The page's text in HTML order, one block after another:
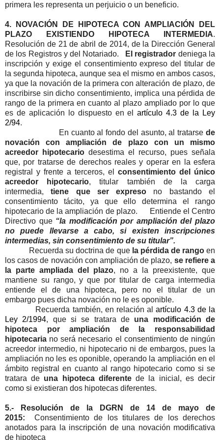
primera les representa un perjuicio o un beneficio.
4. NOVACIÓN DE HIPOTECA CON AMPLIACIÓN DEL
PLAZO EXISTIENDO HIPOTECA INTERMEDIA.
Resolución de 21 de abril de 2014, de la Dirección General
de los Registros y del Notariado.
El registrador deniega la
inscripción y exige el consentimiento expreso del titular de
la segunda hipoteca, aunque sea el mismo en ambos casos,
ya que la novación de la primera con alteración de plazo, de
inscribirse sin dicho consentimiento, implica una pérdida de
rango de la primera en cuanto al plazo ampliado por lo que
es de aplicación lo dispuesto en elartículo 4.3 de la Ley
2/94.
En cuanto al fondo del asunto, al tratarsede
novación con ampliación de plazo
con un mismo
acreedor hipotecario desestima el recurso, pues señala
que, por tratarse de derechos reales y operar en la esfera
registral y frente a terceros, el consentimiento del único
acreedor hipotecario, titular también de la carga
intermedia,tiene que ser expreso no bastando el
consentimiento tácito, ya que ello determina el rango
hipotecario de la ampliación de plazo.
Entiende el Centro
Directivo que “la modificación por ampliación del plazo
no puede llevarse a cabo, si existen inscripciones
intermedias, sin consentimiento de su titular”.
Recuerda su doctrina de que la pérdida de rangoen
los casos de novación con ampliación de plazo, se refiere a
la parte ampliada del plazo, no a la preexistente, que
mantiene su rango, y que por titular de carga intermedia
entiende el de una hipoteca, pero no el titular de un
embargo pues dicha novación no le es oponible.
Recuerda también, en relación alartículo 4.3 de la
Ley 2/1994, que si se tratara de una modificación de
hipoteca por ampliación de la responsabilidad
hipotecaria no será necesario el consentimiento de ningún
acreedor intermedio, ni hipotecario ni de embargos, pues la
ampliación no les es oponible, operando la ampliación en el
ámbito registral en cuanto al rango hipotecario como si se
tratara de una hipoteca diferentede la inicial, es decir
como si existieran dos hipotecas diferentes.
5.- Resolución de la DGRN de 14 de mayo de
2015:
Consentimiento de los titulares de los derechos
anotados para la inscripción de una novación modificativa
de hipoteca